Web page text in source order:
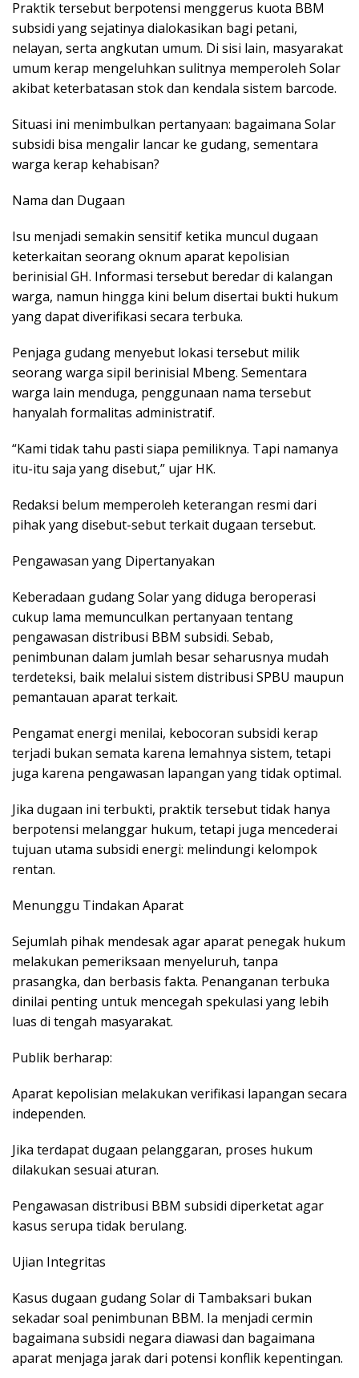
Praktik tersebut berpotensi menggerus kuota BBM
subsidi yang sejatinya dialokasikan bagi petani,
nelayan, serta angkutan umum. Di sisi lain, masyarakat
umum kerap mengeluhkan sulitnya memperoleh Solar
akibat keterbatasan stok dan kendala sistem barcode.
Situasi ini menimbulkan pertanyaan: bagaimana Solar
subsidi bisa mengalir lancar ke gudang, sementara
warga kerap kehabisan?
Nama dan Dugaan
Isu menjadi semakin sensitif ketika muncul dugaan
keterkaitan seorang oknum aparat kepolisian
berinisial GH. Informasi tersebut beredar di kalangan
warga, namun hingga kini belum disertai bukti hukum
yang dapat diverifikasi secara terbuka.
Penjaga gudang menyebut lokasi tersebut milik
seorang warga sipil berinisial Mbeng. Sementara
warga lain menduga, penggunaan nama tersebut
hanyalah formalitas administratif.
“Kami tidak tahu pasti siapa pemiliknya. Tapi namanya
itu-itu saja yang disebut,” ujar HK.
Redaksi belum memperoleh keterangan resmi dari
pihak yang disebut-sebut terkait dugaan tersebut.
Pengawasan yang Dipertanyakan
Keberadaan gudang Solar yang diduga beroperasi
cukup lama memunculkan pertanyaan tentang
pengawasan distribusi BBM subsidi. Sebab,
penimbunan dalam jumlah besar seharusnya mudah
terdeteksi, baik melalui sistem distribusi SPBU maupun
pemantauan aparat terkait.
Pengamat energi menilai, kebocoran subsidi kerap
terjadi bukan semata karena lemahnya sistem, tetapi
juga karena pengawasan lapangan yang tidak optimal.
Jika dugaan ini terbukti, praktik tersebut tidak hanya
berpotensi melanggar hukum, tetapi juga mencederai
tujuan utama subsidi energi: melindungi kelompok
rentan.
Menunggu Tindakan Aparat
Sejumlah pihak mendesak agar aparat penegak hukum
melakukan pemeriksaan menyeluruh, tanpa
prasangka, dan berbasis fakta. Penanganan terbuka
dinilai penting untuk mencegah spekulasi yang lebih
luas di tengah masyarakat.
Publik berharap:
Aparat kepolisian melakukan verifikasi lapangan secara
independen.
Jika terdapat dugaan pelanggaran, proses hukum
dilakukan sesuai aturan.
Pengawasan distribusi BBM subsidi diperketat agar
kasus serupa tidak berulang.
Ujian Integritas
Kasus dugaan gudang Solar di Tambaksari bukan
sekadar soal penimbunan BBM. Ia menjadi cermin
bagaimana subsidi negara diawasi dan bagaimana
aparat menjaga jarak dari potensi konflik kepentingan.